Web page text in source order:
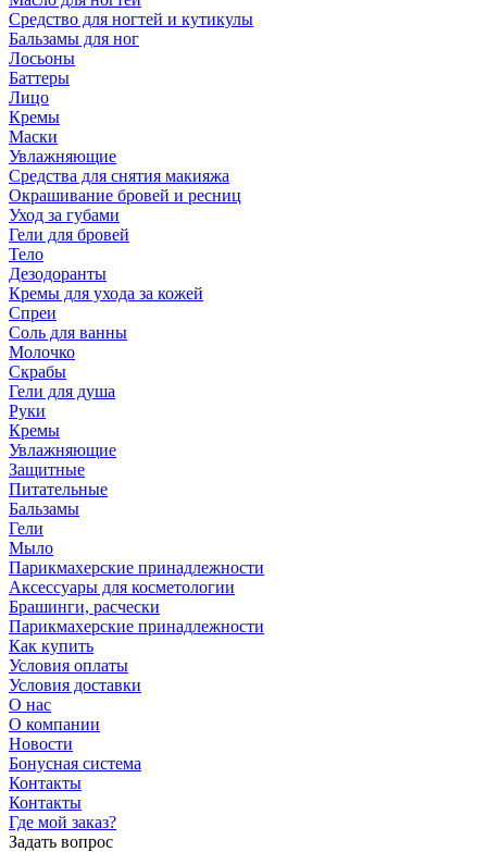
Средство для ногтей и кутикулы
Бальзамы для ног
Лосьоны
Баттеры
Лицо
Кремы
Маски
Увлажняющие
Средства для снятия макияжа
Окрашивание бровей и ресниц
Уход за губами
Гели для бровей
Тело
Дезодоранты
Кремы для ухода за кожей
Спреи
Соль для ванны
Молочко
Скрабы
Гели для душа
Руки
Кремы
Увлажняющие
Защитные
Питательные
Бальзамы
Гели
Мыло
Парикмахерские принадлежности
Аксессуары для косметологии
Брашинги, расчески
Парикмахерские принадлежности
Как купить
Условия оплаты
Условия доставки
О нас
О компании
Новости
Бонусная система
Контакты
Контакты
Где мой заказ?
Задать вопрос